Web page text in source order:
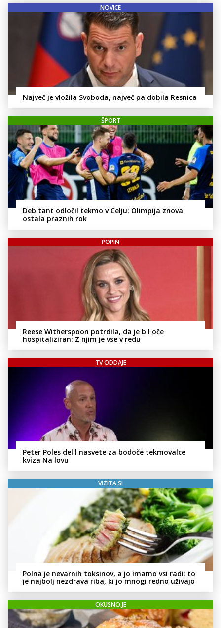
NOVICE
Največ je vložila Svoboda, največ pa dobila Resnica
ŠPORT
Debitant odločil tekmo v Celju: Olimpija znova
ostala praznih rok
POPIN
Reese Witherspoon potrdila, da je bil oče
hospitaliziran: Z njim je vse v redu
TV ODDAJE
Peter Poles delil nasvete za bodoče tekmovalce
kviza Na lovu
VIZITA.SI
Polna je nevarnih toksinov, a jo imamo vsi radi: to
je najbolj nezdrava riba, ki jo mnogi redno uživajo
OKUSNO.JE